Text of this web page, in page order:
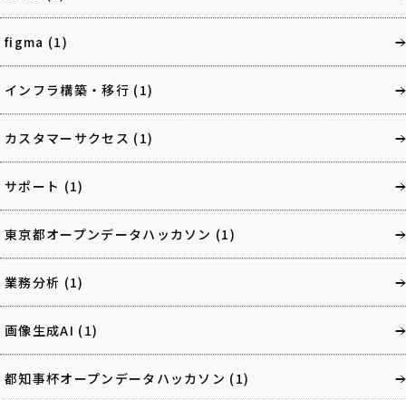
figma (1)
インフラ構築・移行 (1)
カスタマーサクセス (1)
サポート (1)
東京都オープンデータハッカソン (1)
業務分析 (1)
画像生成AI (1)
都知事杯オープンデータハッカソン (1)